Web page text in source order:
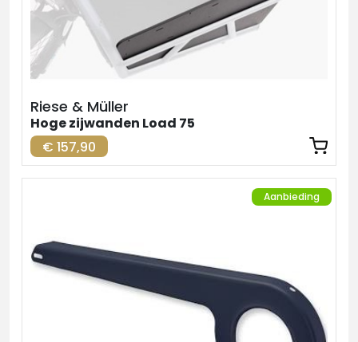
Riese & Müller
Hoge zijwanden Load 75
€ 157,90
Aanbieding